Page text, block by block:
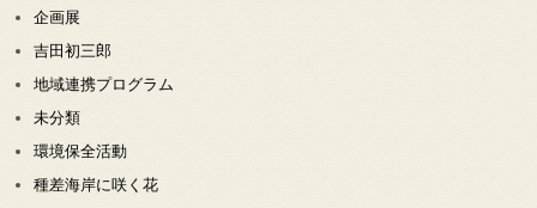
企画展
吉田初三郎
地域連携プログラム
未分類
環境保全活動
種差海岸に咲く花